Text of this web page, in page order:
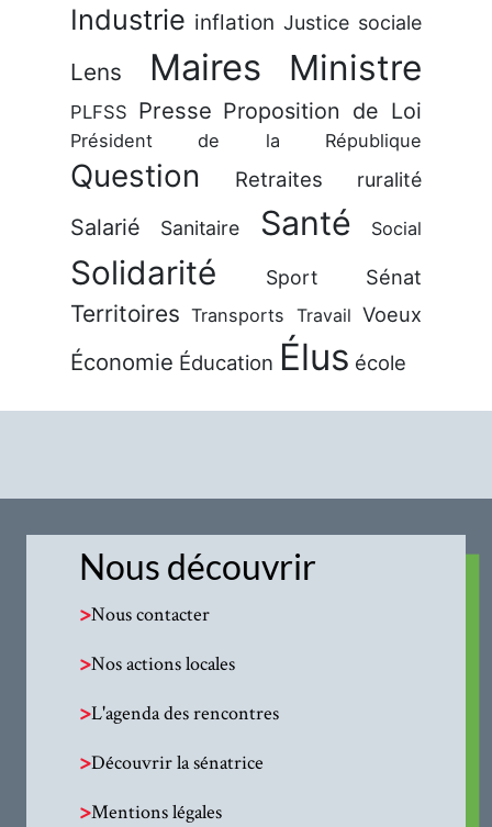
Industrie inflation Justice sociale
Lens Maires Ministre
PLFSS Presse Proposition de Loi
Président de la République
Question Retraites ruralité
Salarié Sanitaire Santé Social
Solidarité Sport Sénat
Territoires Transports Travail Voeux
Économie Éducation Élus école
Nous découvrir
>Nous contacter
>Nos actions locales
>L'agenda des rencontres
>Découvrir la sénatrice
>Mentions légales